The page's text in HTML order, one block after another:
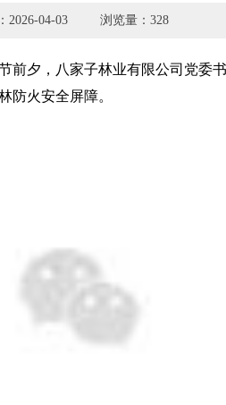
2026-04-03 浏览量：328
夕，八家子林业有限公司党委
防火安全屏障。